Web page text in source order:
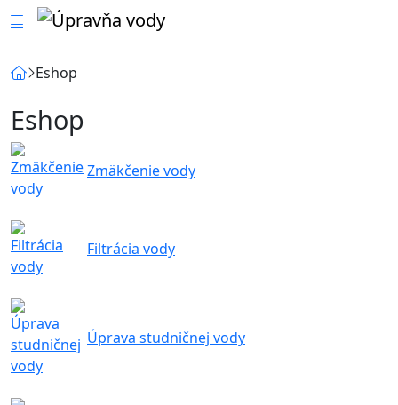
Eshop
Eshop
Zmäkčenie vody
Filtrácia vody
Úprava studničnej vody